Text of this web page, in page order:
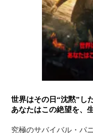
世界はその日“沈黙”し
あなたはこの絶望を、
究極のサバイバル・パ